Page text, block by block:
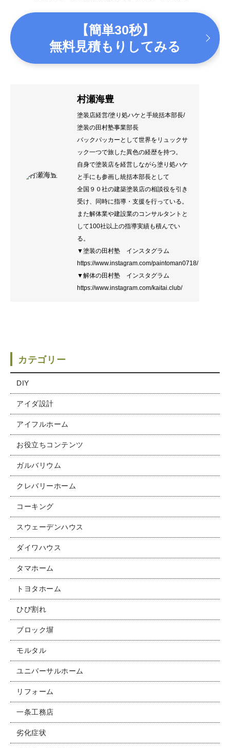
【簡単30秒】
無料見積もりしてみる
村瀬海豊
塗装店経営/塗り処ハケと手統括本部長/
塗装の田村塾事業部長
バックパッカーとして世界をリュックサ
ック一つで旅した異色の経歴を持つ。
自身で塗装店を経営しながら塗り処ハケ
と手にも参画し統括本部長として
全国９０社の建築塗装店の相談役を引き
受け、同時に指導・支援を行っている。
また解体業や建設業のコンサルタントと
して100社以上の指導実績も積んでい
る。
▼塗装の田村塾 インスタグラム
https://www.instagram.com/paintoman0718/
▼解体の田村塾 インスタグラム
https://www.instagram.com/kaitai.club/
カテゴリー
DIY
アイダ設計
アイフルホーム
お役立ちコンテンツ
ガルバリウム
クレバリーホーム
コーキング
スウェーデンハウス
ダイワハウス
タマホーム
トヨタホーム
ひび割れ
ブロック塀
モルタル
ユニバーサルホーム
リフォーム
一条工務店
劣化症状